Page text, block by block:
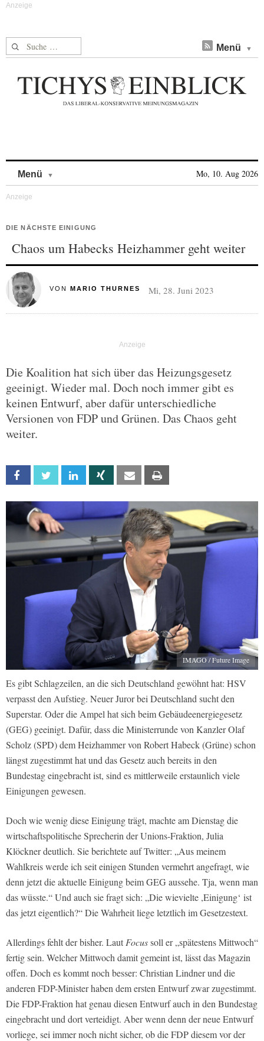
Suche nach: Menü
Menü Mo, 10. Aug 2026
DIE NÄCHSTE EINIGUNG
Chaos um Habecks Heizhammer geht weiter
VON MARIO THURNES Mi, 28. Juni 2023
Die Koalition hat sich über das Heizungsgesetz
geeinigt. Wieder mal. Doch noch immer gibt es
keinen Entwurf, aber dafür unterschiedliche
Versionen von FDP und Grünen. Das Chaos geht
weiter.
Facebook Twitter Linkedin Xing Email
IMAGO / Future Image
Es gibt Schlagzeilen, an die sich Deutschland gewöhnt hat: HSV
verpasst den Aufstieg. Neuer Juror bei Deutschland sucht den
Superstar. Oder die Ampel hat sich beim Gebäudeenergiegesetz
(GEG) geeinigt. Dafür, dass die Ministerrunde von Kanzler Olaf
Scholz (SPD) dem Heizhammer von Robert Habeck (Grüne) schon
längst zugestimmt hat und das Gesetz auch bereits in den
Bundestag eingebracht ist, sind es mittlerweile erstaunlich viele
Einigungen gewesen.
Doch wie wenig diese Einigung trägt, machte am Dienstag die
wirtschaftspolitische Sprecherin der Unions-Fraktion, Julia
Klöckner deutlich. Sie berichtete auf Twitter: „Aus meinem
Wahlkreis werde ich seit einigen Stunden vermehrt angefragt, wie
denn jetzt die aktuelle Einigung beim GEG aussehe. Tja, wenn man
das wüsste.“ Und auch sie fragt sich: „Die wievielte ,Einigung‘ ist
das jetzt eigentlich?“ Die Wahrheit liege letztlich im Gesetzestext.
Allerdings fehlt der bisher. Laut Focussoll er „spätestens Mittwoch“
fertig sein. Welcher Mittwoch damit gemeint ist, lässt das Magazin
offen. Doch es kommt noch besser: Christian Lindner und die
anderen FDP-Minister haben dem ersten Entwurf zwar zugestimmt.
Die FDP-Fraktion hat genau diesen Entwurf auch in den Bundestag
eingebracht und dort verteidigt. Aber wenn denn der neue Entwurf
vorliege, sei immer noch nicht sicher, ob die FDP diesem vor der